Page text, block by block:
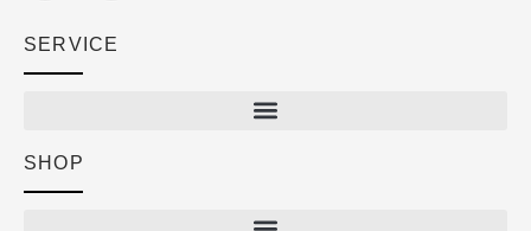
SERVICE
SHOP